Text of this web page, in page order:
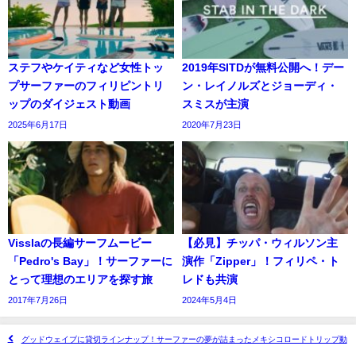
ステフやケイティなど女性トッ
プサーファーのフィリピントリ
ップのダイジェスト動画
2025年6月17日
2019年SITDが無料公開へ！デー
ン・レイノルズとジョーディ・
スミスが主演
2020年7月23日
Visslaの長編サーフムービー
「Pedro's Bay」！サーファーに
とって理想のエリアを探す旅
2017年7月26日
【必見】チッパ・ウィルソン主
演作「Zipper」！フィリペ・ト
レドも共演
2024年5月4日
グッドウェイブに貸切ラインナップ！サーファーの夢が詰まったメキシコロードトリップ動